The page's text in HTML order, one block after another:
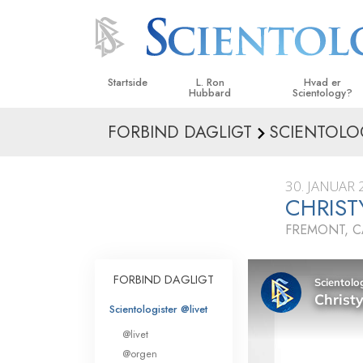
Startside L. Ron
Hubbard
Hvad er
Scientology?
Anskuelser og
Hvad scientologer
om Scientology
Mød en scientolog
Indenfor i en Kirke
De
i Scientology
FORBIND DAGLIGT
30. JANUAR
FREMONT,
FORBIND DAGLIGT
Scientologister @livet
@livet
@orgen